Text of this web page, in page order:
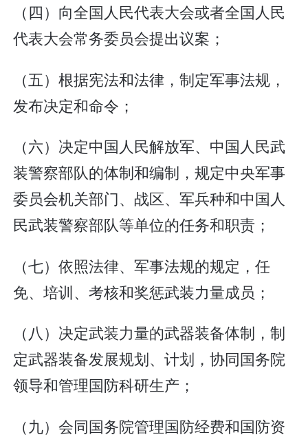
（四）向全国人民代表大会或者全国人民
代表大会常务委员会提出议案；
（五）根据宪法和法律，制定军事法规，
发布决定和命令；
（六）决定中国人民解放军、中国人民武
装警察部队的体制和编制，规定中央军事
委员会机关部门、战区、军兵种和中国人
民武装警察部队等单位的任务和职责；
（七）依照法律、军事法规的规定，任
免、培训、考核和奖惩武装力量成员；
（八）决定武装力量的武器装备体制，制
定武器装备发展规划、计划，协同国务院
领导和管理国防科研生产；
（九）会同国务院管理国防经费和国防资